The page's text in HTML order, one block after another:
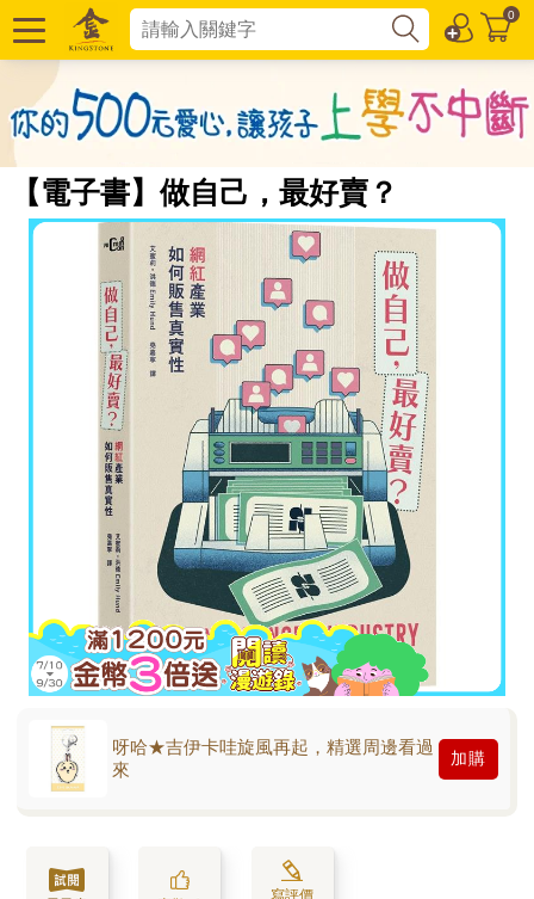
0
【電子書】做自己，最好賣？
呀哈★吉伊卡哇旋風再起，精選周邊看過
來
加購
寫評價